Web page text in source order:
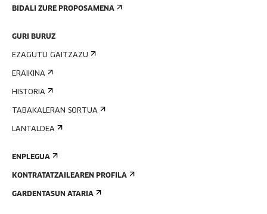
BIDALI ZURE PROPOSAMENA
GURI BURUZ
EZAGUTU GAITZAZU
ERAIKINA
HISTORIA
TABAKALERAN SORTUA
LANTALDEA
ENPLEGUA
KONTRATATZAILEAREN PROFILA
GARDENTASUN ATARIA